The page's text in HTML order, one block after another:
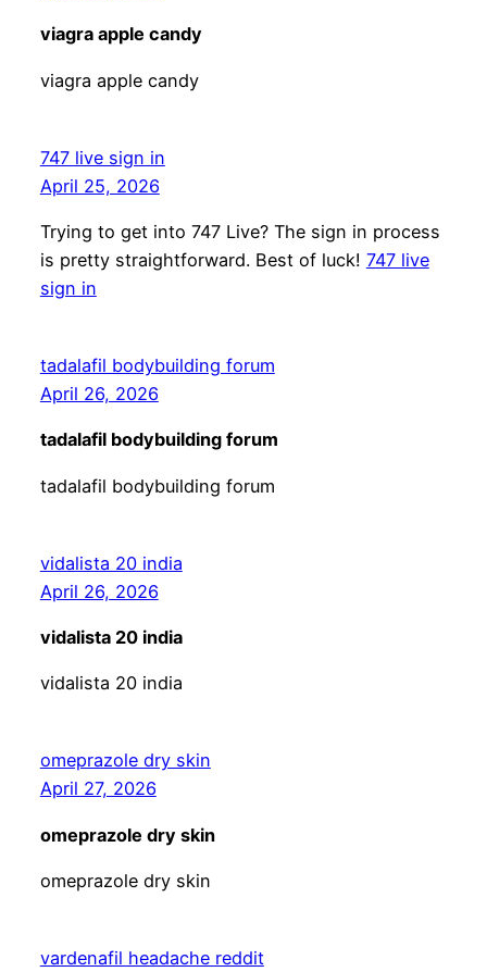
viagra apple candy
viagra apple candy
747 live sign in
April 25, 2026
Trying to get into 747 Live? The sign in process
is pretty straightforward. Best of luck! 747 live
sign in
tadalafil bodybuilding forum
April 26, 2026
tadalafil bodybuilding forum
tadalafil bodybuilding forum
vidalista 20 india
April 26, 2026
vidalista 20 india
vidalista 20 india
omeprazole dry skin
April 27, 2026
omeprazole dry skin
omeprazole dry skin
vardenafil headache reddit